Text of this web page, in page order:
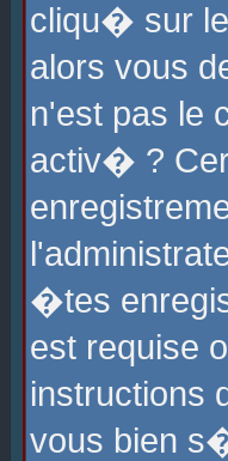
cliqu� sur
alors vous
n'est pas le
activ� ?
�tes
est requise
instructions
vous bien